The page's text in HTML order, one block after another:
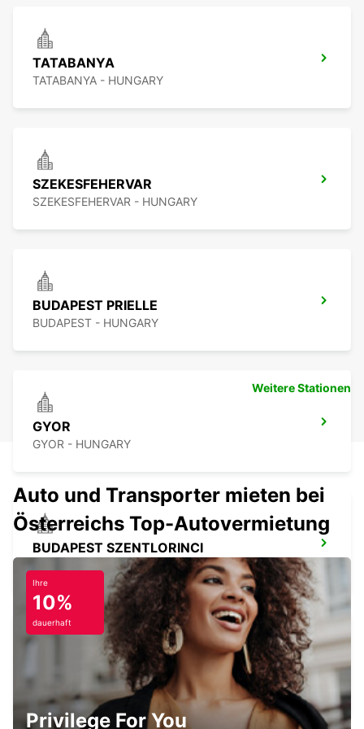
TATABANYA
TATABANYA - HUNGARY
SZEKESFEHERVAR
SZEKESFEHERVAR - HUNGARY
BUDAPEST PRIELLE
BUDAPEST - HUNGARY
GYOR
GYOR - HUNGARY
BUDAPEST SZENTLORINCI
BUDAPEST - HUNGARY
VESZPREM
VESZPREM - HUNGARY
Weitere Stationen
Auto und Transporter mieten bei
Österreichs Top-Autovermietung
Ihre
10%
dauerhaft
Privilege For You